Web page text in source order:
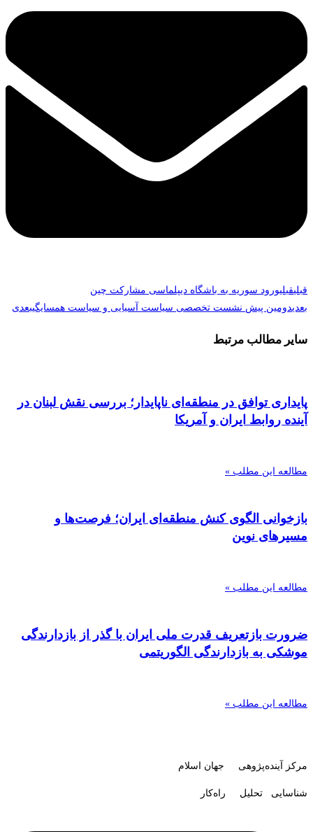
قبلیقبلیورود سوریه به باشگاه دیپلماسی مشارکت چین
بعدیدومین پیش نشست تخصصی سیاست آسیایی و سیاست همسایگیبعدی
سایر مطالب مرتبط
پایداری توافق در منطقه‌ای ناپایدار؛ بررسی نقش لبنان در
آینده روابط ایران و آمریکا
مطالعه این مطلب »
بازخوانی الگوی کنش منطقه‌ای ایران؛ فرصت‌ها و
مسیرهای نوین
مطالعه این مطلب »
ضرورت بازتعریف قدرت ملی ایران با گذر از بازدارندگی
موشکی به بازدارندگی الگوریتمی
مطالعه این مطلب »
مرکز آینده‌پژوهی جهان اسلام
شناسایی تحلیل راه‌کار